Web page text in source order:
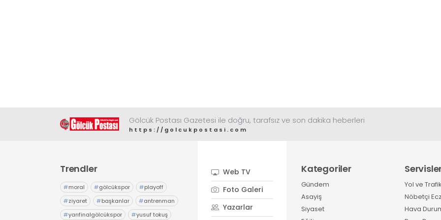
Gölcük Postası Gazetesi ile doğru, tarafsız ve son dakika heberleri
https://golcukpostasi.com
Trendler
#moral #gölcükspor #playoff
#ziyaret #başkanlar #antrenman
#yarıfinalgölcükspor #yusuf tokuş
Web TV
Foto Galeri
Yazarlar
Kategoriler
Gündem
Asayiş
Siyaset
Yol ve
Nöbetçi
Hava